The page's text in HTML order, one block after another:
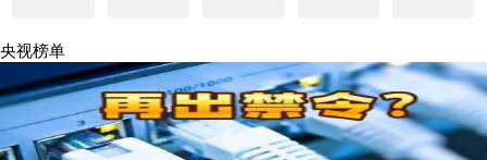
央视榜单